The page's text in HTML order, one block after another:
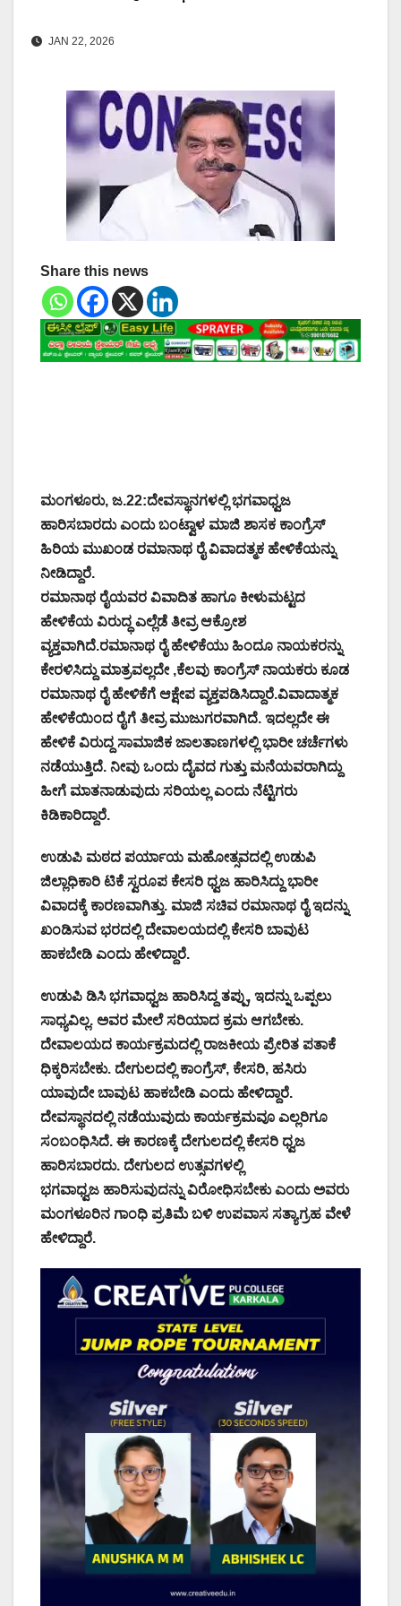
JAN 22, 2026
Share this news
ಮಂಗಳೂರು, ಜ.22:ದೇವಸ್ಥಾನಗಳಲ್ಲಿ ಭಗವಾಧ್ವಜ
ಹಾರಿಸಬಾರದು ಎಂದು ಬಂಟ್ವಾಳ ಮಾಜಿ ಶಾಸಕ ಕಾಂಗ್ರೆಸ್
ಹಿರಿಯ ಮುಖಂಡ ರಮಾನಾಥ ರೈ ವಿವಾದತ್ಮಕ ಹೇಳಿಕೆಯನ್ನು
ನೀಡಿದ್ದಾರೆ.
ರಮಾನಾಥ ರೈಯವರ ವಿವಾದಿತ ಹಾಗೂ ಕೀಳುಮಟ್ಟದ
ಹೇಳಿಕೆಯ ವಿರುದ್ಧ ಎಲ್ಲೆಡೆ ತೀವ್ರ ಆಕ್ರೋಶ
ವ್ಯಕ್ತವಾಗಿದೆ.ರಮಾನಾಥ ರೈ ಹೇಳಿಕೆಯು ಹಿಂದೂ ನಾಯಕರನ್ನು
ಕೇರಳಿಸಿದ್ದು ಮಾತ್ರವಲ್ಲದೇ ,ಕೆಲವು ಕಾಂಗ್ರೆಸ್ ನಾಯಕರು ಕೂಡ
ರಮಾನಾಥ ರೈ ಹೇಳಿಕೆಗೆ ಆಕ್ಷೇಪ ವ್ಯಕ್ತಪಡಿಸಿದ್ದಾರೆ.ವಿವಾದಾತ್ಮಕ
ಹೇಳಿಕೆಯಿಂದ ರೈಗೆ ತೀವ್ರ ಮುಜುಗರವಾಗಿದೆ. ಇದಲ್ಲದೇ ಈ
ಹೇಳಿಕೆ ವಿರುದ್ದ ಸಾಮಾಜಿಕ ಜಾಲತಾಣಗಳಲ್ಲಿ ಭಾರೀ ಚರ್ಚೆಗಳು
ನಡೆಯುತ್ತಿದೆ. ನೀವು ಒಂದು ದೈವದ ಗುತ್ತು ಮನೆಯವರಾಗಿದ್ದು
ಹೀಗೆ ಮಾತನಾಡುವುದು ಸರಿಯಲ್ಲ ಎಂದು ನೆಟ್ಟಿಗರು
ಕಿಡಿಕಾರಿದ್ದಾರೆ.
ಉಡುಪಿ ಮಠದ ಪರ್ಯಾಯ ಮಹೋತ್ಸವದಲ್ಲಿ ಉಡುಪಿ
ಜಿಲ್ಲಾಧಿಕಾರಿ ಟಿಕೆ ಸ್ವರೂಪ ಕೇಸರಿ ಧ್ವಜ ಹಾರಿಸಿದ್ದು ಭಾರೀ
ವಿವಾದಕ್ಕೆ ಕಾರಣವಾಗಿತ್ತು. ಮಾಜಿ ಸಚಿವ ರಮಾನಾಥ ರೈ ಇದನ್ನು
ಖಂಡಿಸುವ ಭರದಲ್ಲಿ ದೇವಾಲಯದಲ್ಲಿ ಕೇಸರಿ ಬಾವುಟ
ಹಾಕಬೇಡಿ ಎಂದು ಹೇಳಿದ್ದಾರೆ.
ಉಡುಪಿ ಡಿಸಿ ಭಗವಾಧ್ವಜ ಹಾರಿಸಿದ್ದ ತಪ್ಪು, ಇದನ್ನು ಒಪ್ಪಲು
ಸಾಧ್ಯವಿಲ್ಲ. ಅವರ ಮೇಲೆ ಸರಿಯಾದ ಕ್ರಮ ಆಗಬೇಕು.
ದೇವಾಲಯದ ಕಾರ್ಯಕ್ರಮದಲ್ಲಿ ರಾಜಕೀಯ ಪ್ರೇರಿತ ಪತಾಕೆ
ಧಿಕ್ಕರಿಸಬೇಕು. ದೇಗುಲದಲ್ಲಿ ಕಾಂಗ್ರೆಸ್, ಕೇಸರಿ, ಹಸಿರು
ಯಾವುದೇ ಬಾವುಟ ಹಾಕಬೇಡಿ ಎಂದು ಹೇಳಿದ್ದಾರೆ.
ದೇವಸ್ಥಾನದಲ್ಲಿ ನಡೆಯುವುದು ಕಾರ್ಯಕ್ರಮವೂ ಎಲ್ಲರಿಗೂ
ಸಂಬಂಧಿಸಿದೆ. ಈ ಕಾರಣಕ್ಕೆ ದೇಗುಲದಲ್ಲಿ ಕೇಸರಿ ಧ್ವಜ
ಹಾರಿಸಬಾರದು. ದೇಗುಲದ ಉತ್ಸವಗಳಲ್ಲಿ
ಭಗವಾಧ್ವಜ ಹಾರಿಸುವುದನ್ನು ವಿರೋಧಿಸಬೇಕು ಎಂದು ಅವರು
ಮಂಗಳೂರಿನ ಗಾಂಧಿ ಪ್ರತಿಮೆ ಬಳಿ ಉಪವಾಸ ಸತ್ಯಾಗ್ರಹ ವೇಳೆ
ಹೇಳಿದ್ದಾರೆ.